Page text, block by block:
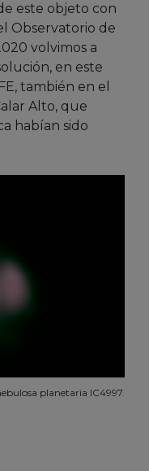
este objeto con
Observatorio de
volvimos a
en este
también en el
Alto, que
habían sido
planetaria IC4997.